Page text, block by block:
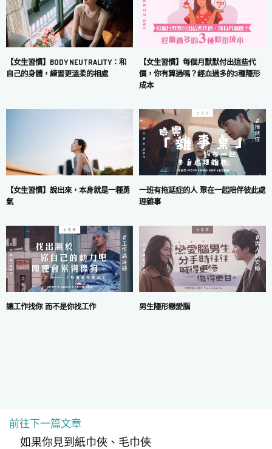
【女生習慣】BODY NEUTRALITY：和
自己的身體，練習更溫柔的相處
【女生習慣】每個月默默付出這些代
價，你有算過嗎？經血過多的3種隱形
成本
【女生習慣】說出來，本身就是一種勇
氣
一班有拖延症的人 聚在一起陪伴彼此處
理雜事
讓工作找你 而不是你找工作 男生隱形戀愛腦
前往下一篇文章
如果你見到紙巾俠、毛巾俠
COPYRIGHT © 2024 MARS DIGITAL LIMITED.
使用條款|私隱政策